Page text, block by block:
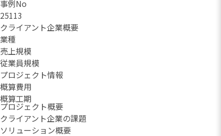
事例No
25113
クライアント企業概要
業種
売上規模
従業員規模
プロジェクト情報
概算費用
概算工期
プロジェクト概要
クライアント企業の課題
ソリューション概要